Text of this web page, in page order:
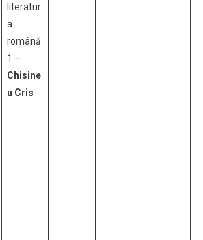
literatur
a
română
1 –
Chisine
u Cris